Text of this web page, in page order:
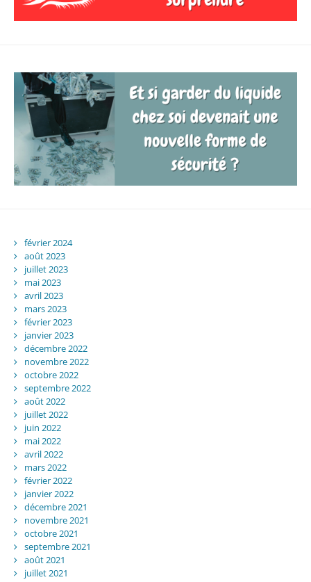
février 2024
août 2023
juillet 2023
mai 2023
avril 2023
mars 2023
février 2023
janvier 2023
décembre 2022
novembre 2022
octobre 2022
septembre 2022
août 2022
juillet 2022
juin 2022
mai 2022
avril 2022
mars 2022
février 2022
janvier 2022
décembre 2021
novembre 2021
octobre 2021
septembre 2021
août 2021
juillet 2021